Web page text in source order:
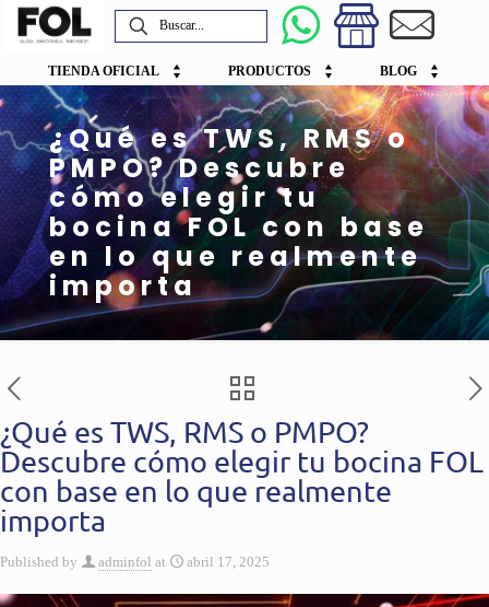
TIENDA OFICIAL PRODUCTOS BLOG
¿Qué es TWS, RMS o
PMPO? Descubre
cómo elegir tu
bocina FOL con base
en lo que realmente
importa
¿Qué es TWS, RMS o PMPO?
Descubre cómo elegir tu bocina FOL
con base en lo que realmente
importa
Published by adminfol at abril 17, 2025